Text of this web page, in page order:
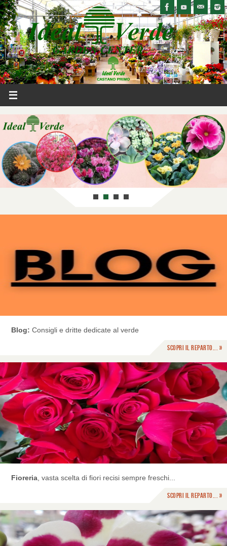
Blog: Consigli e dritte dedicate al verde
Scopri il reparto... »
Fioreria, vasta scelta di fiori recisi sempre freschi...
Scopri il reparto... »